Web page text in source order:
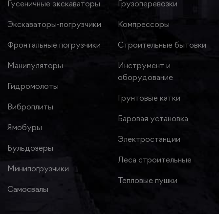
Гусеничные экскаваторы
Экскаваторы-погрузчики
Фронтальные погрузчики
Манипуляторы
Гидромолоты
Виброплиты
Ямобуры
Бульдозеры
Минипогрузчики
Самосвалы
Грузоперевозки
Компрессоры
Строительные бытовки
Инструмент и
оборудование
Грунтовые катки
Баровая установка
Электростанции
Леса строительные
Тепловые пушки